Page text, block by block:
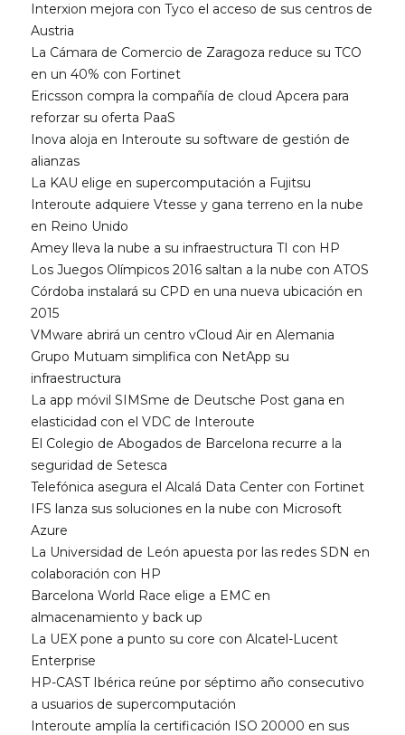
Interxion mejora con Tyco el acceso de sus centros de
Austria
La Cámara de Comercio de Zaragoza reduce su TCO
en un 40% con Fortinet
Ericsson compra la compañía de cloud Apcera para
reforzar su oferta PaaS
Inova aloja en Interoute su software de gestión de
alianzas
La KAU elige en supercomputación a Fujitsu
Interoute adquiere Vtesse y gana terreno en la nube
en Reino Unido
Amey lleva la nube a su infraestructura TI con HP
Los Juegos Olímpicos 2016 saltan a la nube con ATOS
Córdoba instalará su CPD en una nueva ubicación en
2015
VMware abrirá un centro vCloud Air en Alemania
Grupo Mutuam simplifica con NetApp su
infraestructura
La app móvil SIMSme de Deutsche Post gana en
elasticidad con el VDC de Interoute
El Colegio de Abogados de Barcelona recurre a la
seguridad de Setesca
Telefónica asegura el Alcalá Data Center con Fortinet
IFS lanza sus soluciones en la nube con Microsoft
Azure
La Universidad de León apuesta por las redes SDN en
colaboración con HP
Barcelona World Race elige a EMC en
almacenamiento y back up
La UEX pone a punto su core con Alcatel-Lucent
Enterprise
HP-CAST Ibérica reúne por séptimo año consecutivo
a usuarios de supercomputación
Interoute amplía la certificación ISO 20000 en sus